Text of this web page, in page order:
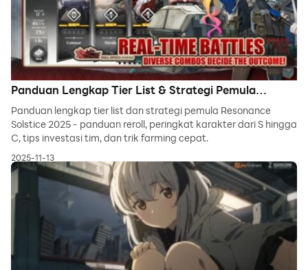
Panduan Lengkap Tier List & Strategi Pemula
Resonance Solstice
Panduan lengkap tier list dan strategi pemula Resonance
Solstice 2025 - panduan reroll, peringkat karakter dari S hingga
C, tips investasi tim, dan trik farming cepat.
2025-11-13